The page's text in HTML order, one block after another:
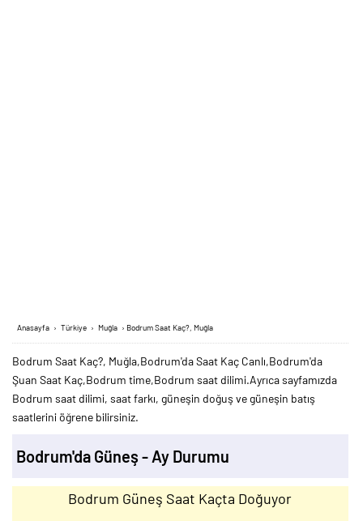
Anasayfa › Türkiye › Muğla › Bodrum Saat Kaç?, Muğla
Bodrum Saat Kaç?, Muğla,Bodrum'da Saat Kaç Canlı,Bodrum'da
Şuan Saat Kaç,Bodrum time,Bodrum saat dilimi.Ayrıca sayfamızda
Bodrum saat dilimi, saat farkı, güneşin doğuş ve güneşin batış
saatlerini öğrene bilirsiniz.
Bodrum'da Güneş - Ay Durumu
Bodrum Güneş Saat Kaçta Doğuyor